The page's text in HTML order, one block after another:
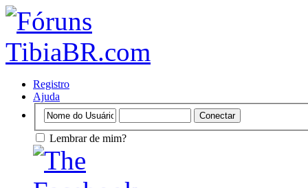
Registro
Ajuda
Lembrar de mim?